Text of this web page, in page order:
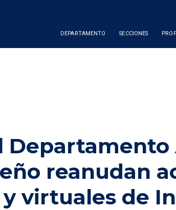
DEPARTAMENTO SECCIONES
reanudan
virtuales de